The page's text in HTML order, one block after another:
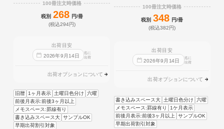
100冊注文時価格
税別 268 円/冊
(税込294円)
出荷目安
2026年9 月14日
迄に
出荷
出荷オプションについて
旧暦 1ヶ月表示 土曜日色分け
六曜
前後月表示:前後3ヶ月以上
メモスペース:罫線有り
書き込みスペース大 サンプルOK
早期出荷割引対象
100冊注文時価格
税別 348 円/冊
(税込382円)
出荷目安
2026年9 月 14日
迄に
出荷
出荷オプションについて
書き込みスペース大 土曜日色分け
六曜
メモスペース:罫線有り
1ケ月表示
前後月表示:前後3ヶ月以上
サンプルOK
早期出荷割引対象